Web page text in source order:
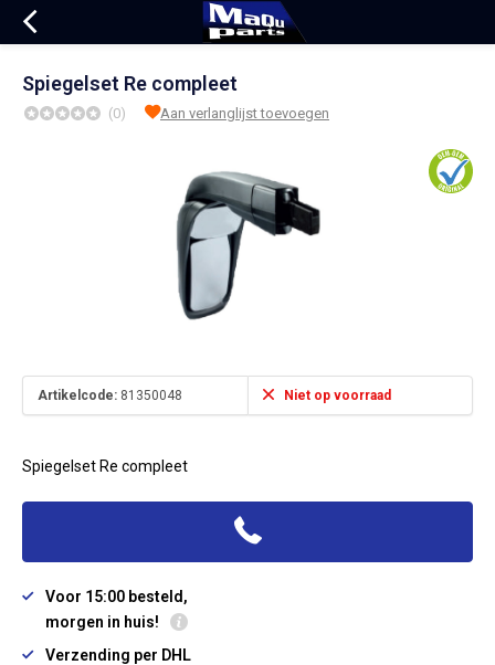
Spiegelset Re compleet
(0) Aan verlanglijst toevoegen
Artikelcode: 81350048 Niet op voorraad
Spiegelset Re compleet
Voor 15:00 besteld,
morgen in huis!
Verzending per DHL